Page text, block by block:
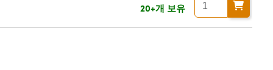
20+개 보유